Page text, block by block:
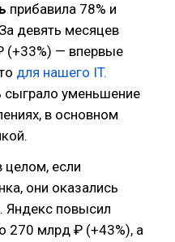
прибавила 78% и
девять месяцев
(+33%) — впервые
для нашего IT.
сыграло уменьшение
в основном
целом, если
они оказались
Яндекс повысил
270 млрд ₽ (+43%), а